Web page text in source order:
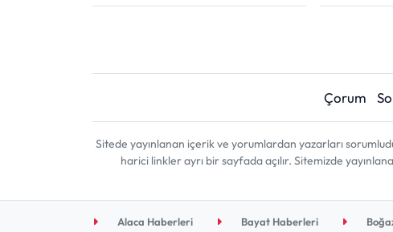
Çorum
Sitede yayınlanan içerik ve yorumlardan yazarları
harici linkler ayrı bir sayfada açılır. Sitemizde
Alaca Haberleri Bayat Haberleri